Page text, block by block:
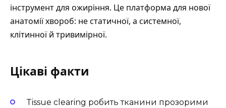
інструмент для ожиріння. Це платформа для нової
анатомії хвороб: не статичної, а системної,
клітинної й тривимірної.
Цікаві факти
Tissue clearing робить тканини прозорими